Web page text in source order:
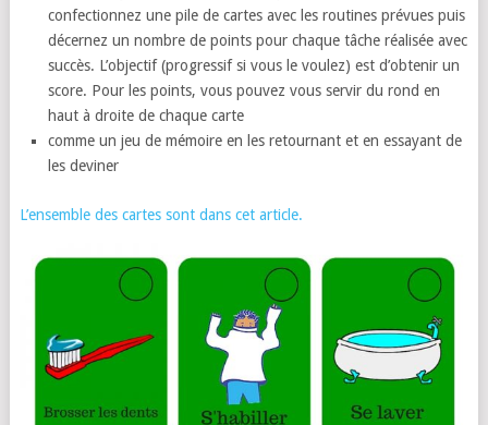
confectionnez une pile de cartes avec les routines prévues puis
décernez un nombre de points pour chaque tâche réalisée avec
succès. L’objectif (progressif si vous le voulez) est d’obtenir un
score. Pour les points, vous pouvez vous servir du rond en
haut à droite de chaque carte
comme un jeu de mémoire en les retournant et en essayant de
les deviner
L’ensemble des cartes sont dans cet article.